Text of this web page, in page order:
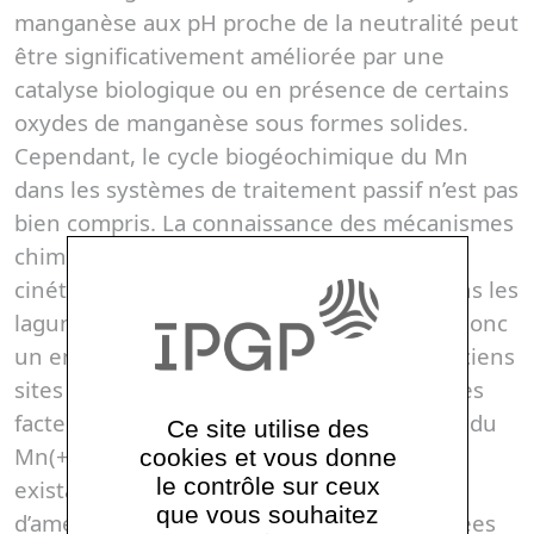
manganèse aux pH proche de la neutralité peut
être significativement améliorée par une
catalyse biologique ou en présence de certains
oxydes de manganèse sous formes solides.
Cependant, le cycle biogéochimique du Mn
dans les systèmes de traitement passif n’est pas
bien compris. La connaissance des mécanismes
chimiques et biologiques conditionnant les
cinétiques d’élimination du manganèse dans les
lagunes plantées ou biofiltres représente donc
un enjeu important pour la gestion des anciens
sites miniers. L’objectif est de déterminer les
facteurs limitant les cinétiques d’oxydation du
Mn(+II) dans les installations de traitement
existantes, afin de proposer des stratégies
d’amélioration de leur efficacité. Des données
Ce site utilise des
cookies et vous donne
le contrôle sur ceux
que vous souhaitez